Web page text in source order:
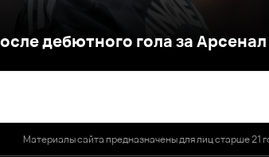
дебютного гола за Арсенал
Материалы сайта предназначены для лиц старше 21